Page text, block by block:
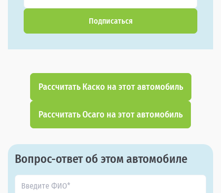
Подписаться
Рассчитать Каско на этот автомобиль
Рассчитать Осаго на этот автомобиль
Вопрос-ответ об этом автомобиле